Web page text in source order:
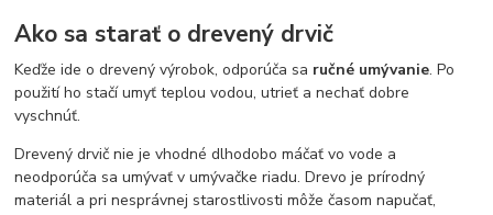
Ako sa starať o drevený drvič
Keďže ide o drevený výrobok, odporúča sa ručné umývanie. Po
použití ho stačí umyť teplou vodou, utrieť a nechať dobre
vyschnúť.
Drevený drvič nie je vhodné dlhodobo máčať vo vode a
neodporúča sa umývať v umývačke riadu. Drevo je prírodný
materiál a pri nesprávnej starostlivosti môže časom napučať,